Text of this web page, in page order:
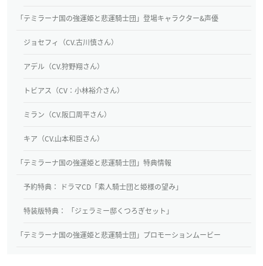
「テミラーナ国の強運姫と悲運騎士団」登場キャラクター&声優
ジョセフィ（CV.古川慎さん）
アデル（CV.狩野翔さん）
トビアス（CV：小林裕介さん）
ミラン（CV.阪口周平さん）
キア（CV.山本和臣さん）
「テミラーナ国の強運姫と悲運騎士団」特典情報
予約特典： ドラマCD「素人騎士団と姫様の望み」
特装版特典： 「ジェラミー邸くつろぎセット」
「テミラーナ国の強運姫と悲運騎士団」プロモーションムービー